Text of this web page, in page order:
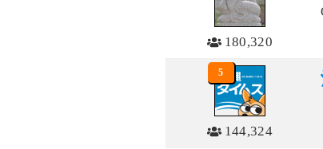
180,320
5
144,324